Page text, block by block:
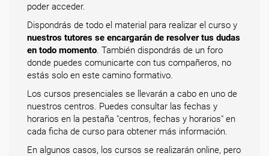
poder acceder.
Dispondrás de todo el material para realizar el curso y
nuestros tutores se encargarán de resolver tus dudas
en todo momento. También dispondrás de un foro
donde puedes comunicarte con tus compañeros, no
estás solo en este camino formativo.
Los cursos presenciales se llevarán a cabo en uno de
nuestros centros. Puedes consultar las fechas y
horarios en la pestaña "centros, fechas y horarios" en
cada ficha de curso para obtener más información.
En algunos casos, los cursos se realizarán online, pero